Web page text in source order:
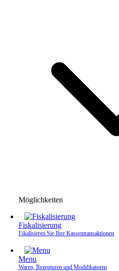
Möglichkeiten
Fiskalisierung
Fikalisieren Sie Ihre Kassen­transaktionen
Menu
Waren, Rezepturen und Modifikatoren